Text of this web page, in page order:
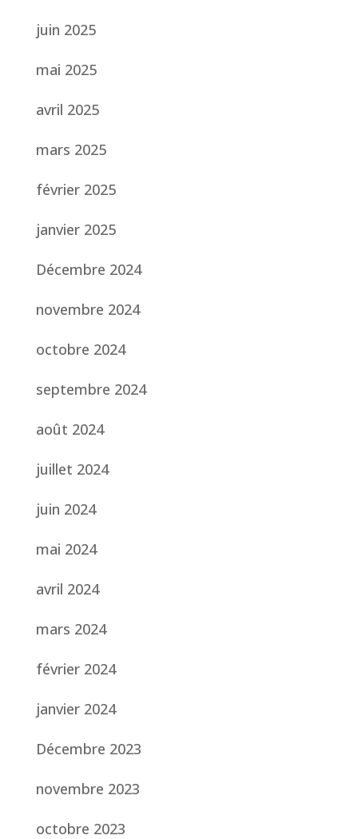
juin 2025
mai 2025
avril 2025
mars 2025
février 2025
janvier 2025
Décembre 2024
novembre 2024
octobre 2024
septembre 2024
août 2024
juillet 2024
juin 2024
mai 2024
avril 2024
mars 2024
février 2024
janvier 2024
Décembre 2023
novembre 2023
octobre 2023